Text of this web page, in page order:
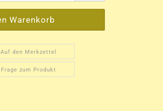
Auf den Merkzettel
Frage zum Produkt